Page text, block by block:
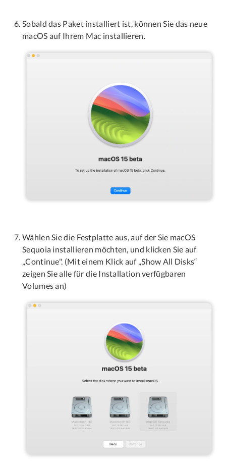
Sobald das Paket installiert ist, können Sie das neue
macOS auf Ihrem Mac installieren.
Wählen Sie die Festplatte aus, auf der Sie macOS
Sequoia installieren möchten, und klicken Sie auf
„Continue". (Mit einem Klick auf „Show All Disks“
zeigen Sie alle für die Installation verfügbaren
Volumes an)